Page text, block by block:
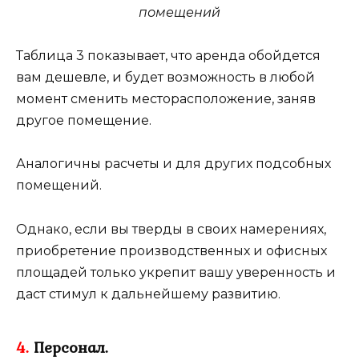
помещений
Таблица 3 показывает, что аренда обойдется
вам дешевле, и будет возможность в любой
момент сменить месторасположение, заняв
другое помещение.
Аналогичны расчеты и для других подсобных
помещений.
Однако, если вы тверды в своих намерениях,
приобретение производственных и офисных
площадей только укрепит вашу уверенность и
даст стимул к дальнейшему развитию.
4. Персонал.